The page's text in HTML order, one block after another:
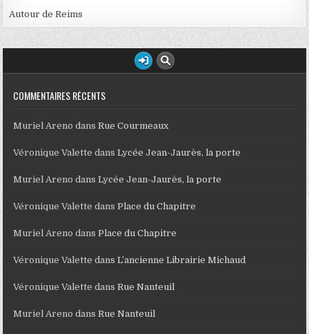
Autour de Reims
COMMENTAIRES RÉCENTS
Muriel Areno dansRue Courmeaux
Véronique Valette dansLycée Jean-Jaurès, la porte
Muriel Areno dansLycée Jean-Jaurès, la porte
Véronique Valette dansPlace du Chapitre
Muriel Areno dansPlace du Chapitre
Véronique Valette dansL’ancienne Librairie Michaud
Véronique Valette dansRue Nanteuil
Muriel Areno dansRue Nanteuil